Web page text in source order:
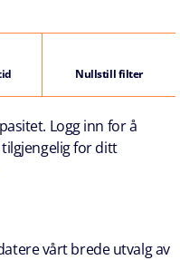
Nullstill filter
Logg inn for å
for ditt
vårt brede utvalg av